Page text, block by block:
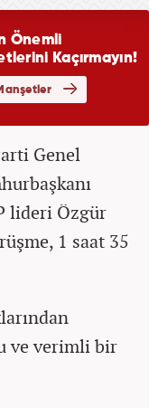
Genel
lideri Özgür
1 saat 35
ve verimli bir